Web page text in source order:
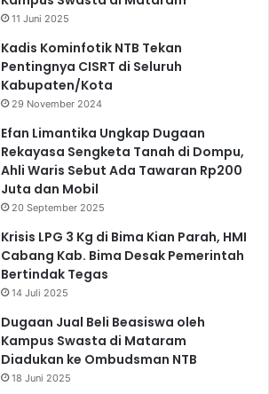
11 Juni 2025
Kadis Kominfotik NTB Tekan
Pentingnya CISRT di Seluruh
Kabupaten/Kota
29 November 2024
Efan Limantika Ungkap Dugaan
Rekayasa Sengketa Tanah di Dompu,
Ahli Waris Sebut Ada Tawaran Rp200
Juta dan Mobil
20 September 2025
Krisis LPG 3 Kg di Bima Kian Parah, HMI
Cabang Kab. Bima Desak Pemerintah
Bertindak Tegas
14 Juli 2025
Dugaan Jual Beli Beasiswa oleh
Kampus Swasta di Mataram
Diadukan ke Ombudsman NTB
18 Juni 2025